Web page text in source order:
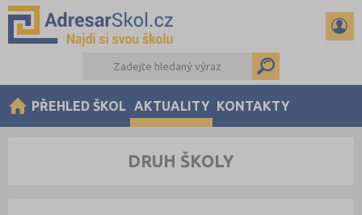
PŘEHLED ŠKOL AKTUALITY KONTAKTY
DRUH ŠKOLY